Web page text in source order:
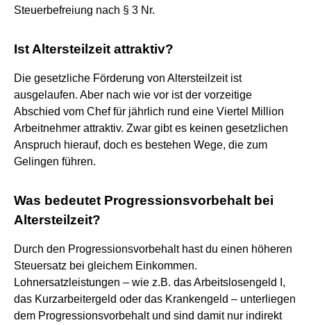
Steuerbefreiung nach § 3 Nr.
Ist Altersteilzeit attraktiv?
Die gesetzliche Förderung von Altersteilzeit ist
ausgelaufen. Aber nach wie vor ist der vorzeitige
Abschied vom Chef für jährlich rund eine Viertel Million
Arbeitnehmer attraktiv. Zwar gibt es keinen gesetzlichen
Anspruch hierauf, doch es bestehen Wege, die zum
Gelingen führen.
Was bedeutet Progressionsvorbehalt bei
Altersteilzeit?
Durch den Progressionsvorbehalt hast du einen höheren
Steuersatz bei gleichem Einkommen.
Lohnersatzleistungen – wie z.B. das Arbeitslosengeld I,
das Kurzarbeitergeld oder das Krankengeld – unterliegen
dem Progressionsvorbehalt und sind damit nur indirekt